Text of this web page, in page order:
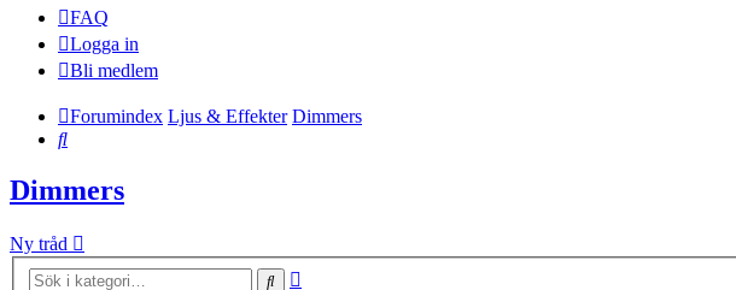
FAQ
Logga in
Bli medlem
Forumindex Ljus & Effekter Dimmers
Sök
Dimmers
Ny tråd
Sök